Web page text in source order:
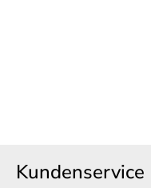
Kundenservice